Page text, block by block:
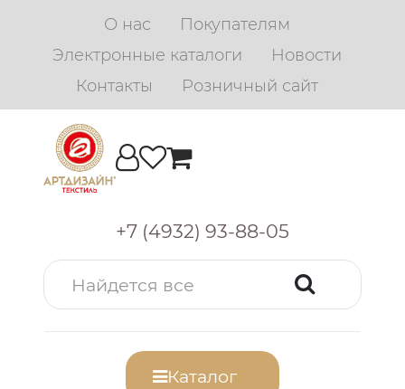
О нас
Покупателям
Электронные каталоги
Новости
Контакты
Розничный сайт
+7 (4932) 93-88-05
Каталог